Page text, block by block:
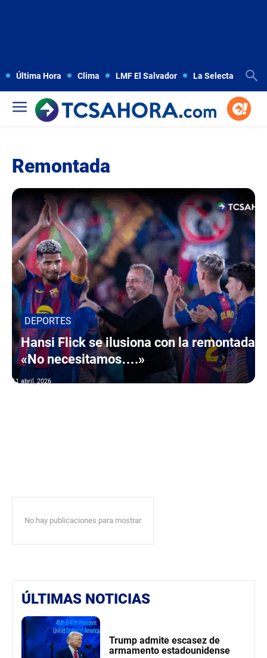
Última Hora Clima LMF El Salvador La Selecta
Remontada
DEPORTES
Hansi Flick se ilusiona con la remontada
«No necesitamos….»
11 abril, 2026
No hay publicaciones para mostrar
ÚLTIMAS NOTICIAS
Trump admite escasez de
armamento estadounidense